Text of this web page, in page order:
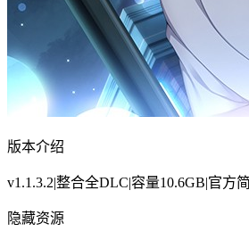
版本介绍
v1.1.3.2|整合全DLC|容量10.6GB|官方
隐藏资源